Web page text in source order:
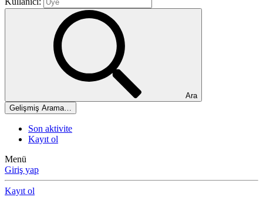
Ara
Gelişmiş Arama…
Son aktivite
Kayıt ol
Menü
Giriş yap
Kayıt ol